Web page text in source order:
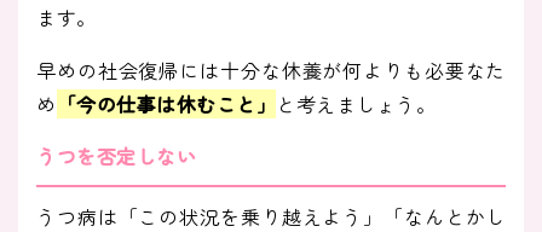
ます。
早めの社会復帰には十分な休養が何よりも必要なた
め 「今の仕事は休むこと」 と考えましょう。
うつを否定しない
うつ病は「この状況を乗り越えよう」「なんとかし